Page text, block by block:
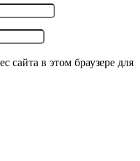
сайта в этом браузере для